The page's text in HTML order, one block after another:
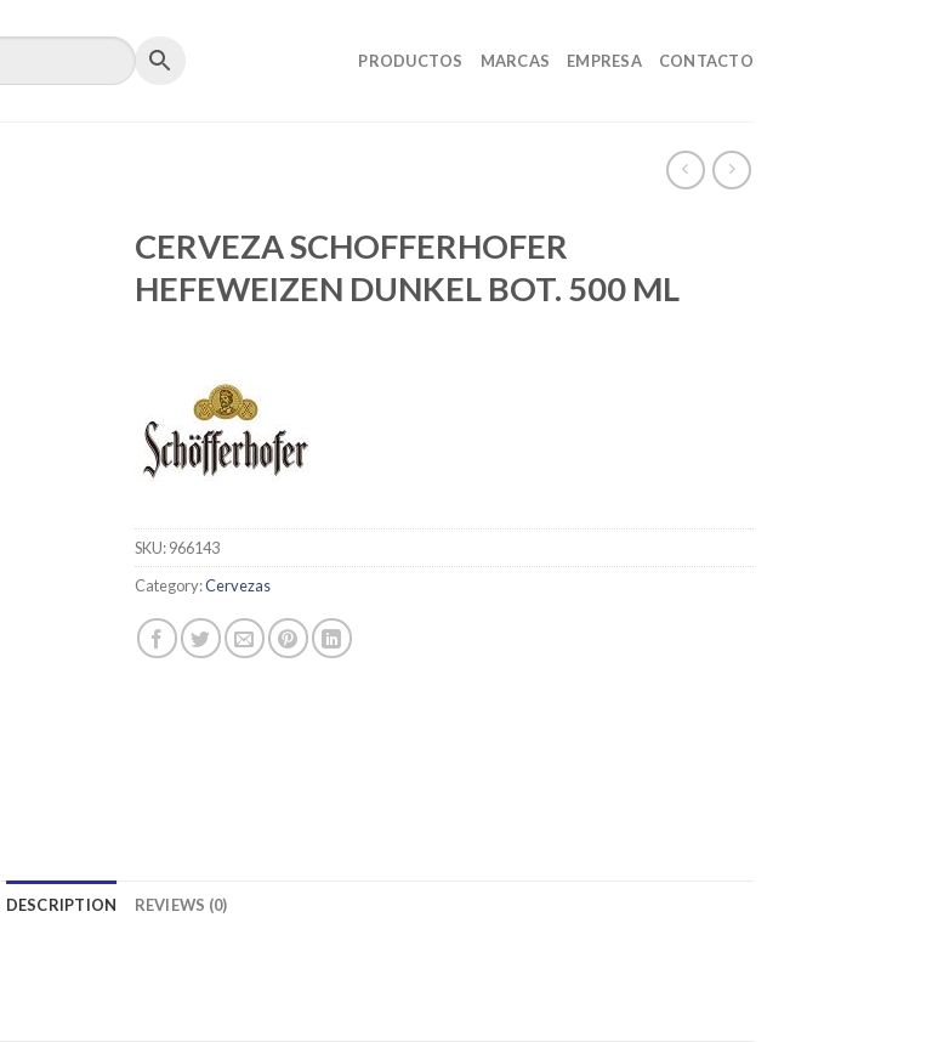
PRODUCTOS MARCAS EMPRESA CONTACTO
CERVEZA SCHOFFERHOFER
HEFEWEIZEN DUNKEL BOT. 500 ML
SKU:966143
Category:Cervezas
DESCRIPTION REVIEWS (0)